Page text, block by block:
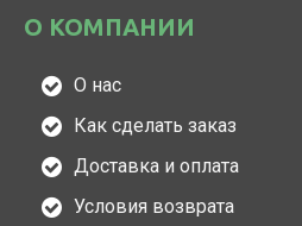
О КОМПАНИИ
О нас
Как сделать заказ
Доставка и оплата
Условия возврата